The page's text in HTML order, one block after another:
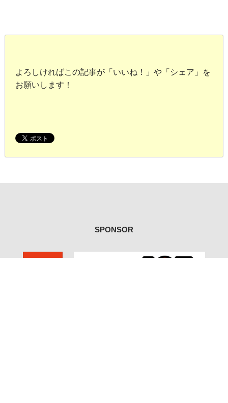
よろしければこの記事が「いいね！」や「シェア」を
お願いします！
SPONSOR